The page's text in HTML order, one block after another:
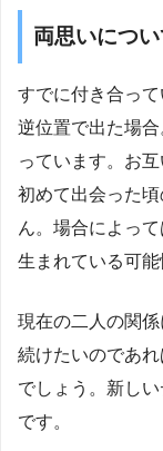
両思いにつ
すでに付き合っ
逆位置で出た場
っています。お
初めて出会った
ん。場合によっ
生まれている可能
現在の二人の関
続けたいのであ
でしょう。新し
です。